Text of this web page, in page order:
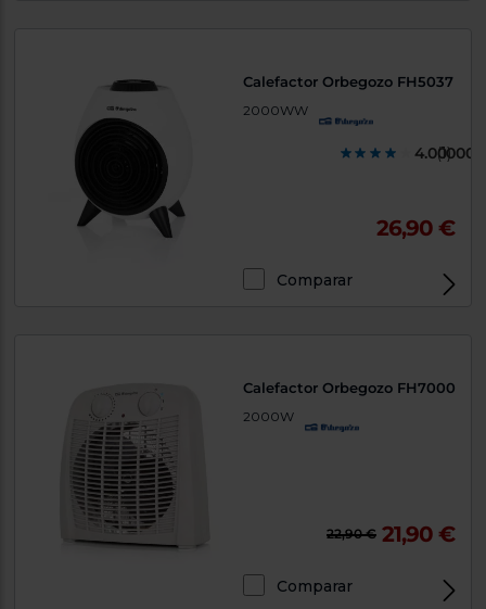
Calefactor Orbegozo FH5037
2000WW
(1)
26,90 €
Comparar
Calefactor Orbegozo FH7000
2000W
22,90 € 21,90 €
Comparar